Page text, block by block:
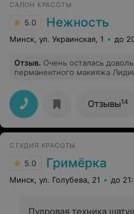
САЛОН КРАСОТЫ
5.0 Нежность
Минск, ул. Украинская, 1 до
Отзыв. Очень осталась
перманентного макияжа
результат порадовал. Буду
только её.
Отзывы14
СТУДИЯ КРАСОТЫ
5.0 Гримёрка
Минск, ул. Голубева, 21 до
Пудровая техника